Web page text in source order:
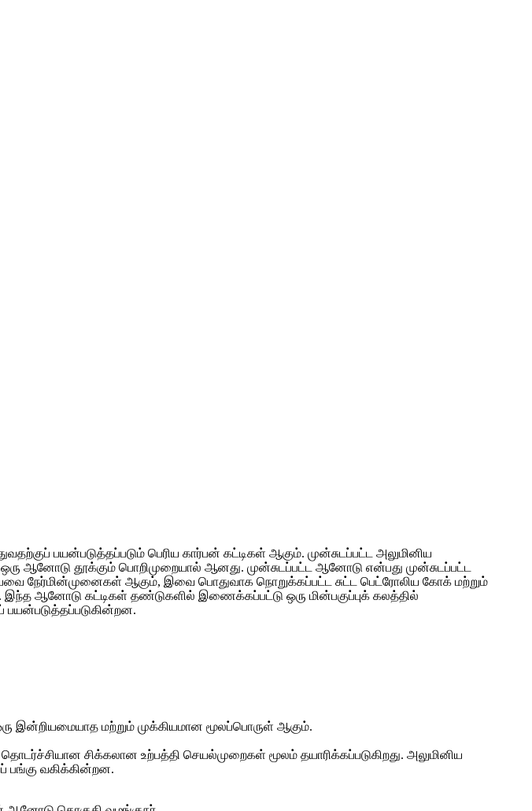
பயன்படுத்தப்படும் பெரிய கார்பன் கட்டிகள் ஆகும். முன்சுடப்பட்ட அலுமினிய
ஆனோடு தூக்கும் பொறிமுறையால் ஆனது. முன்சுடப்பட்ட ஆனோடு என்பது முன்சுடப்பட்ட
நேர்மின்முனைகள் ஆகும், இவை பொதுவாக நொறுக்கப்பட்ட சுட்ட பெட்ரோலிய கோக் மற்றும்
இந்த ஆனோடு கட்டிகள் தண்டுகளில் இணைக்கப்பட்டு ஒரு மின்பகுப்புக் கலத்தில்
இன்றியமையாத மற்றும் முக்கியமான மூலப்பொருள் ஆகும்.
சிக்கலான உற்பத்தி செயல்முறைகள் மூலம் தயாரிக்கப்படுகிறது. அலுமினிய
பங்கு வகிக்கின்றன.